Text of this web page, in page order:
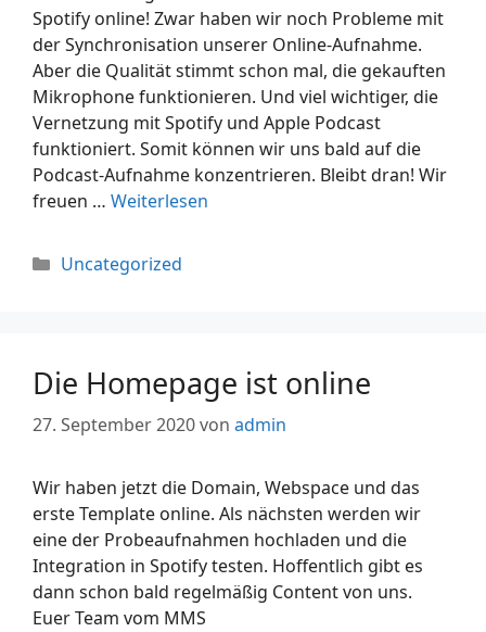
Spotify online! Zwar haben wir noch Probleme mit
der Synchronisation unserer Online-Aufnahme.
Aber die Qualität stimmt schon mal, die gekauften
Mikrophone funktionieren. Und viel wichtiger, die
Vernetzung mit Spotify und Apple Podcast
funktioniert. Somit können wir uns bald auf die
Podcast-Aufnahme konzentrieren. Bleibt dran! Wir
freuen … Weiterlesen
Uncategorized
Die Homepage ist online
27. September 2020von admin
Wir haben jetzt die Domain, Webspace und das
erste Template online. Als nächsten werden wir
eine der Probeaufnahmen hochladen und die
Integration in Spotify testen. Hoffentlich gibt es
dann schon bald regelmäßig Content von uns.
Euer Team vom MMS